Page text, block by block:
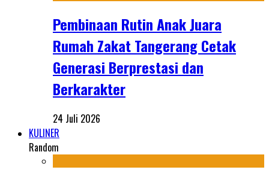
Pembinaan Rutin Anak Juara
Rumah Zakat Tangerang Cetak
Generasi Berprestasi dan
Berkarakter
24 Juli 2026
KULINER
Random